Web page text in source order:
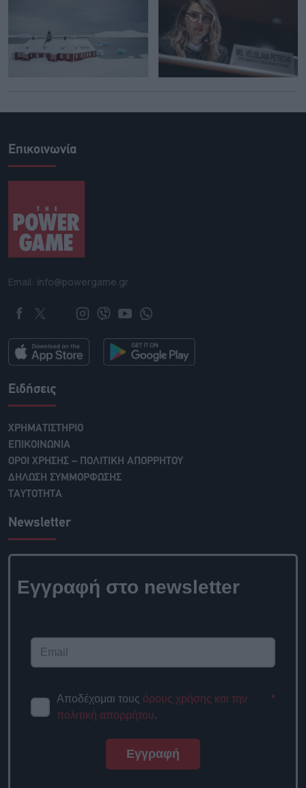
Επικοινωνία
Email: info@powergame.gr
Ειδήσεις
ΧΡΗΜΑΤΙΣΤΗΡΙΟ
ΕΠΙΚΟΙΝΩΝΙΑ
ΟΡΟΙ ΧΡΗΣΗΣ – ΠΟΛΙΤΙΚΗ ΑΠΟΡΡΗΤΟΥ
ΔΗΛΩΣΗ ΣΥΜΜΟΡΦΩΣΗΣ
ΤΑΥΤΟΤΗΤΑ
Newsletter
Εγγραφή στο newsletter
Αποδέχομαι τους όρους χρήσης και την
πολιτική απορρήτου.
*
Εγγραφή